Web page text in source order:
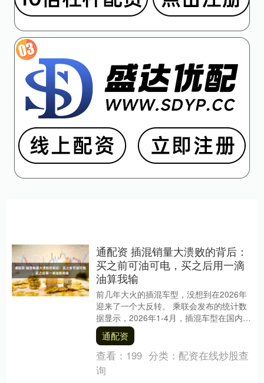
通配资 插混销量大溃败的背后：
买之前可油可电，买之后用一滴
油算我输
前几年大火的插混车型，没想到在2026年
迎来了一个大反转。 乘联会发布的统计数
据显示，2026年1-4月，插混车型在国内零
售市场的销量，与去年同期相比，每个月
的....
通配资
查看： 199 分类： 配资在线炒股查
询